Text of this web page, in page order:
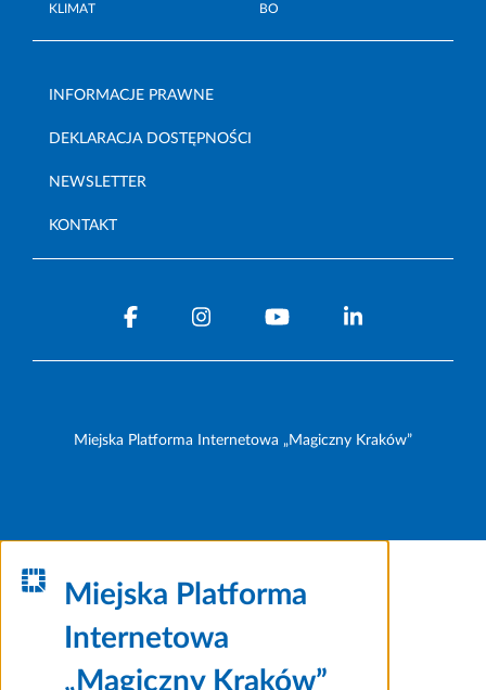
KLIMAT BO
INFORMACJE PRAWNE
DEKLARACJA DOSTĘPNOŚCI
NEWSLETTER
KONTAKT
Miejska Platforma Internetowa „Magiczny Kraków”
Miejska Platforma
Internetowa
„Magiczny Kraków”